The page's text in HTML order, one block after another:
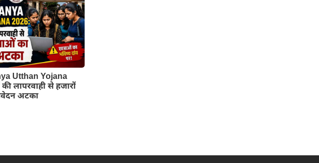
Utthan Yojana
लापरवाही से हजारों
अटका